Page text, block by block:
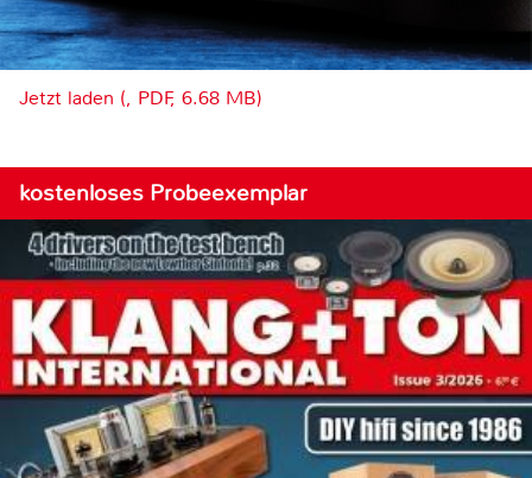
Jetzt laden (, PDF, 6.68 MB)
kostenloses Probeexemplar